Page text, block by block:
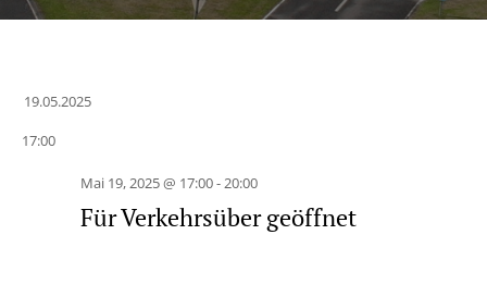
19.05.2025
wählen.
17:00
Mai 19, 2025 @ 17:00-20:00
Für Verkehrsüber geöffnet